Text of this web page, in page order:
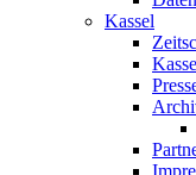
Kassel